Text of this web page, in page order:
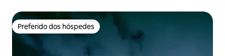
Preferido dos hóspedes
Preferido dos hóspedes